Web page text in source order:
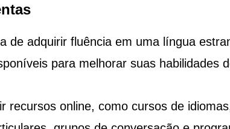
de adquirir fluência em uma língua
para melhorar suas habilidades
recursos online, como cursos de